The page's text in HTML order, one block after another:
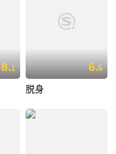
8.1 6.6
脱身